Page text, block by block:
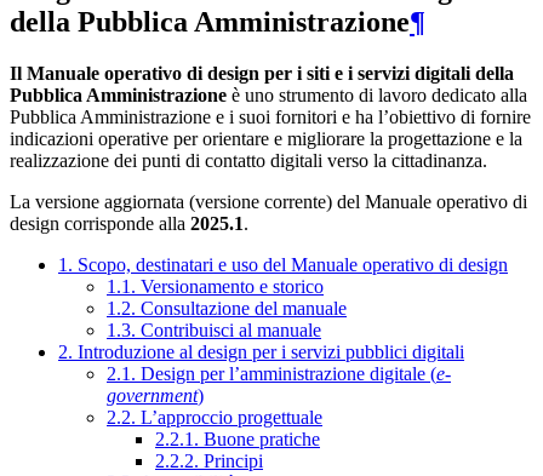
della Pubblica Amministrazione¶
Il Manuale operativo di design per i siti e i servizi digitali della
Pubblica Amministrazione è uno strumento di lavoro dedicato alla
Pubblica Amministrazione e i suoi fornitori e ha l’obiettivo di fornire
indicazioni operative per orientare e migliorare la progettazione e la
realizzazione dei punti di contatto digitali verso la cittadinanza.
La versione aggiornata (versione corrente) del Manuale operativo di
design corrisponde alla 2025.1.
1. Scopo, destinatari e uso del Manuale operativo di design
1.1. Versionamento e storico
1.2. Consultazione del manuale
1.3. Contribuisci al manuale
2. Introduzione al design per i servizi pubblici digitali
2.1. Design per l’amministrazione digitale (e-
government)
2.2. L’approccio progettuale
2.2.1. Buone pratiche
2.2.2. Principi